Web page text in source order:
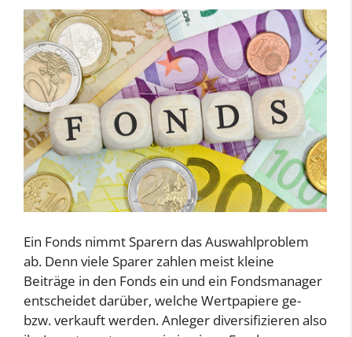
Ein Fonds nimmt Sparern das Auswahlproblem
ab. Denn viele Sparer zahlen meist kleine
Beiträge in den Fonds ein und ein Fondsmanager
entscheidet darüber, welche Wertpapiere ge-
bzw. verkauft werden. Anleger diversifizieren also